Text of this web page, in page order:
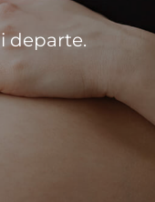
departe.